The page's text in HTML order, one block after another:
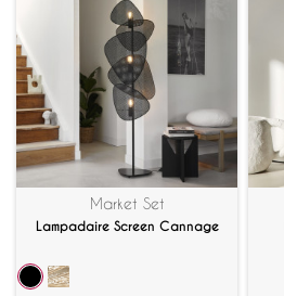
Market Set
Lampadaire Screen Cannage